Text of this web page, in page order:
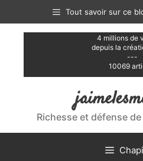
contenu
Tout savoir sur ce
4 millions de
depuis la
---
10069
Richesse et défense